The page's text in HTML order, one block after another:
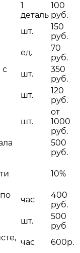
1
деталь
100
руб.
шт.
150
руб.
ед.
70
руб.
с
шт.
350
руб.
шт.
120
руб.
шт.
от
1000
руб.
500
руб.
10%
час
400
руб.
шт.
500
руб
час
600р.